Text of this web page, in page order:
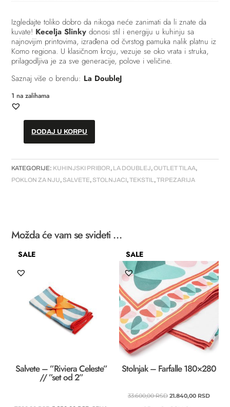
Izgledajte toliko dobro da nikoga neće zanimati da li znate da
kuvate! Kecelja Slinky donosi stil i energiju u kuhinju sa
najnovijim printovima, izrađena od čvrstog pamuka nalik platnu iz
Komo regiona. U klasičnom kroju, vezuje se oko vrata i struka,
prilagodljiva je za sve generacije, polove i veličine.
Saznaj više o brendu: La DoubleJ
1 na zalihama
Kecelja
lana
-
Slinky
DODAJ U KORPU
KATEGORIJE: KUHINJSKI PRIBOR, LA DOUBLEJ,OUTLET TILAA,
POKLON ZA NJU, SALVETE, STOLNJACI,TEKSTIL ,TRPEZARIJA
Možda će vam se svideti …
SALE
Salvete – ”Riviera Celeste”
// ”set od 2”
SALE
Stolnjak – Farfalle 180×280
33.600,00RSD ORIGINALNA
21.840,00 RSD